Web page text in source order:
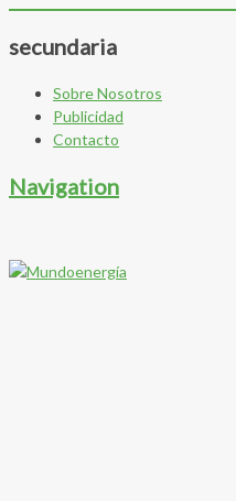
secundaria
Sobre Nosotros
Publicidad
Contacto
Navigation